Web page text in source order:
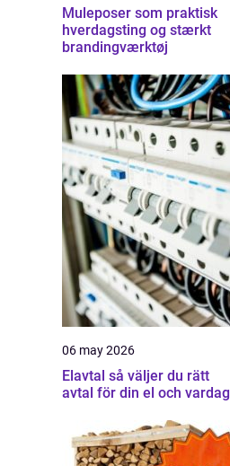
Muleposer som praktisk
hverdagsting og stærkt
brandingværktøj
06 may 2026
Elavtal så väljer du rätt
avtal för din el och vardag